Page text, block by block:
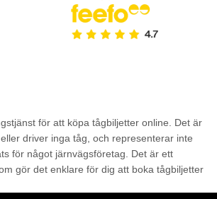
för att köpa tågbiljetter online. Det är
driver inga tåg, och representerar inte
för något järnvägsföretag. Det är ett
gör det enklare för dig att boka tågbiljetter